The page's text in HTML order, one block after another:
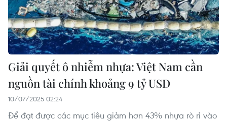
Giải quyết ô nhiễm nhựa: Việt Nam cần
nguồn tài chính khoảng 9 tỷ USD
10/07/2025 02:24
Để đạt được các mục tiêu giảm hơn 43% nhựa rò rỉ vào